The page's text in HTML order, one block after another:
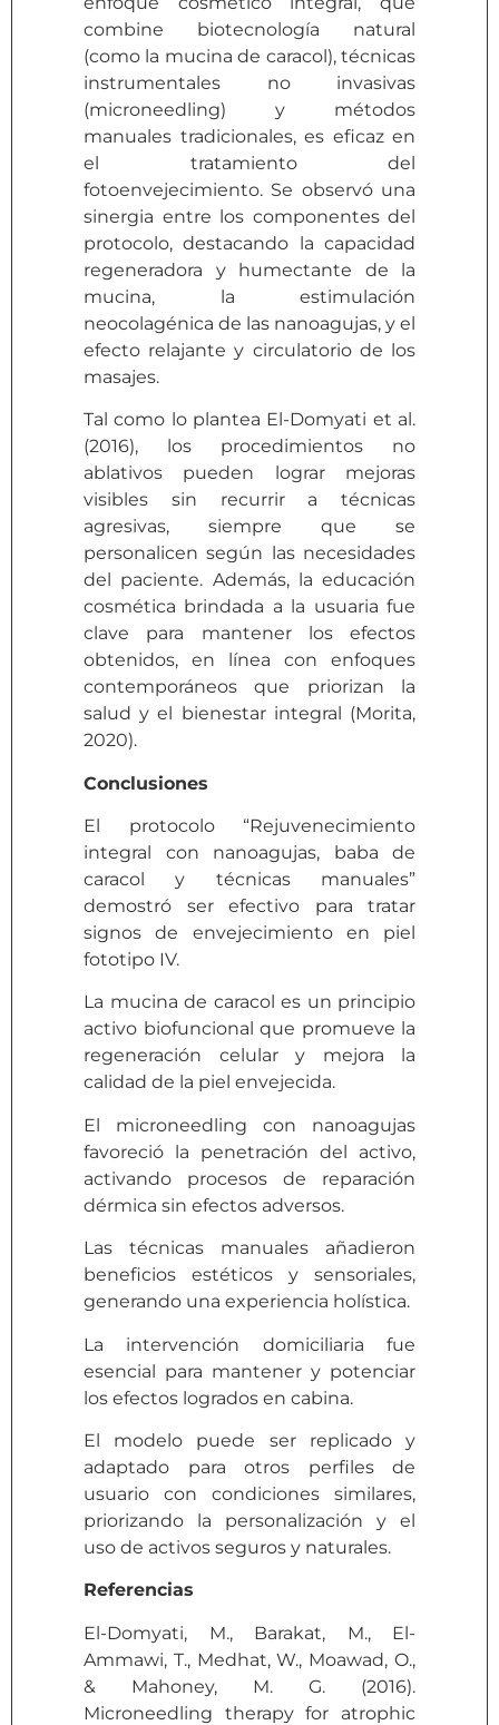
combine biotecnología natural
(como la mucina de caracol), técnicas
instrumentales no invasivas
(microneedling) y métodos
manuales tradicionales, es eficaz en
el tratamiento del
fotoenvejecimiento. Se observó una
sinergia entre los componentes del
protocolo, destacando la capacidad
regeneradora y humectante de la
mucina, la estimulación
neocolagénica de las nanoagujas, y el
efecto relajante y circulatorio de los
masajes.
Tal como lo plantea El-Domyati et al.
(2016), los procedimientos no
ablativos pueden lograr mejoras
visibles sin recurrir a técnicas
agresivas, siempre que se
personalicen según las necesidades
del paciente. Además, la educación
cosmética brindada a la usuaria fue
clave para mantener los efectos
obtenidos, en línea con enfoques
contemporáneos que priorizan la
salud y el bienestar integral (Morita,
2020).
Conclusiones
El protocolo “Rejuvenecimiento
integral con nanoagujas, baba de
caracol y técnicas manuales”
demostró ser efectivo para tratar
signos de envejecimiento en piel
fototipo IV.
La mucina de caracol es un principio
activo biofuncional que promueve la
regeneración celular y mejora la
calidad de la piel envejecida.
El microneedling con nanoagujas
favoreció la penetración del activo,
activando procesos de reparación
dérmica sin efectos adversos.
Las técnicas manuales añadieron
beneficios estéticos y sensoriales,
generando una experiencia holística.
La intervención domiciliaria fue
esencial para mantener y potenciar
los efectos logrados en cabina.
El modelo puede ser replicado y
adaptado para otros perfiles de
usuario con condiciones similares,
priorizando la personalización y el
uso de activos seguros y naturales.
Referencias
El-Domyati, M., Barakat, M., El-
Ammawi, T., Medhat, W., Moawad, O.,
& Mahoney, M. G. (2016).
Microneedling therapy for atrophic